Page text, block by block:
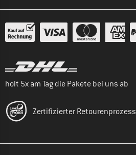
holt 5x am Tag die Pakete bei uns ab
Zertifizierter Retourenprozess